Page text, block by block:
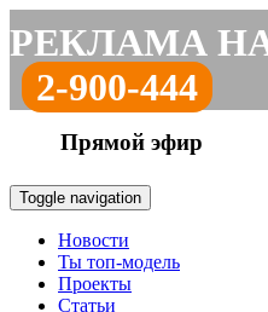
РЕКЛАМА
2-900-444
Прямой эфир
Toggle navigation
Новости
Ты топ-модель
Проекты
Статьи